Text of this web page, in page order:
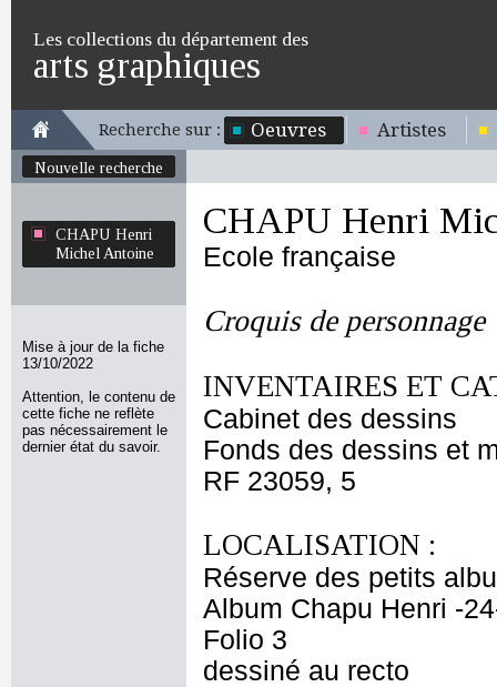
Les collections du département des
arts graphiques
Recherche sur : Oeuvres Artistes
Nouvelle recherche
CHAPU Henri
Michel Antoine
Mise à jour de la fiche
13/10/2022
Attention, le contenu de
cette fiche ne reflète
pas nécessairement le
dernier état du savoir.
CHAPU Henri
Ecole française
Croquis de personnage
INVENTAIRES ET
Cabinet des dessins
Fonds des dessins et
RF 23059, 5
LOCALISATION :
Réserve des petits
Album Chapu Henri -
Folio 3
dessiné au recto